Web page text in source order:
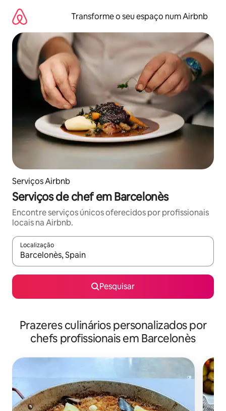
para
conteúdo
Transforme o seu espaço num Airbnb
Serviços Airbnb
Serviços de chef em Barcelonès
Encontre serviços únicos oferecidos por profissionais
locais na Airbnb.
Localização
Quando os resultados estiverem disponíveis, navegue com
Pesquisar
Prazeres culinários personalizados por
chefs profissionais em Barcelonès